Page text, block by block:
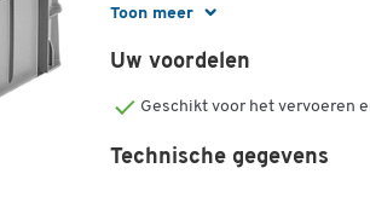
Toon meer
Kleur containers: grijs.
Uitvoering:
volume: 300 liter
bodem met insteekhoogte
Uw voordelen
Geschikt voor het vervoeren
Technische gegevens